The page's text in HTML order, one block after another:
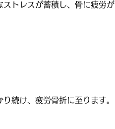
トレスが蓄積し、骨に疲労が
続け、疲労骨折に至ります。